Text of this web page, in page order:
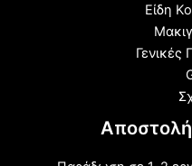
Είδη
Γενικές